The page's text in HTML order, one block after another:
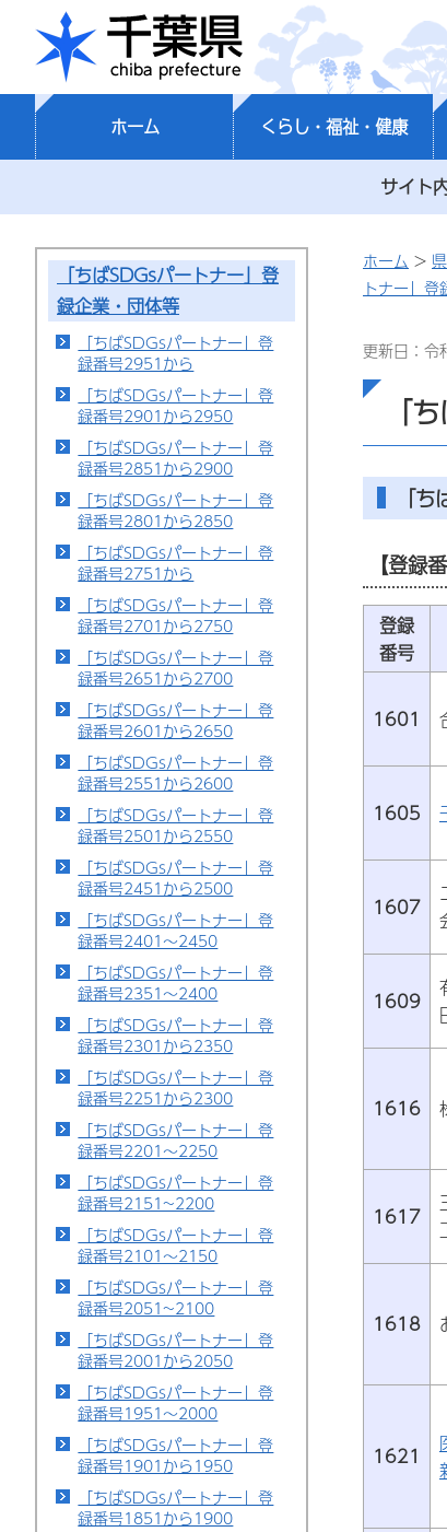
千葉県
ホーム くらし・福祉・健康
サイト
「ちばSDGsパートナー」登
録企業・団体等
「ちばSDGsパートナー」登
録番号2951から
「ちばSDGsパートナー」登
録番号2901から2950
「ちばSDGsパートナー」登
録番号2851から2900
「ちばSDGsパートナー」登
録番号2801から2850
「ちばSDGsパートナー」登
録番号2751から
「ちばSDGsパートナー」登
録番号2701から2750
「ちばSDGsパートナー」登
録番号2651から2700
「ちばSDGsパートナー」登
録番号2601から2650
「ちばSDGsパートナー」登
録番号2551から2600
「ちばSDGsパートナー」登
録番号2501から2550
「ちばSDGsパートナー」登
録番号2451から2500
「ちばSDGsパートナー」登
録番号2401～2450
「ちばSDGsパートナー」登
録番号2351～2400
「ちばSDGsパートナー」登
録番号2301から2350
「ちばSDGsパートナー」登
録番号2251から2300
「ちばSDGsパートナー」登
録番号2201～2250
「ちばSDGsパートナー」登
録番号2151~2200
「ちばSDGsパートナー」登
録番号2101～2150
「ちばSDGsパートナー」登
録番号2051~2100
「ちばSDGsパートナー」登
録番号2001から2050
「ちばSDGsパートナー」登
録番号1951～2000
「ちばSDGsパートナー」登
録番号1901から1950
「ちばSDGsパートナー」登
録番号1851から1900
ホーム >
トナー」
更新日：
「
「
【登録
登録
番号
1601
1605
1607
1609
1616
1617
1618
1621